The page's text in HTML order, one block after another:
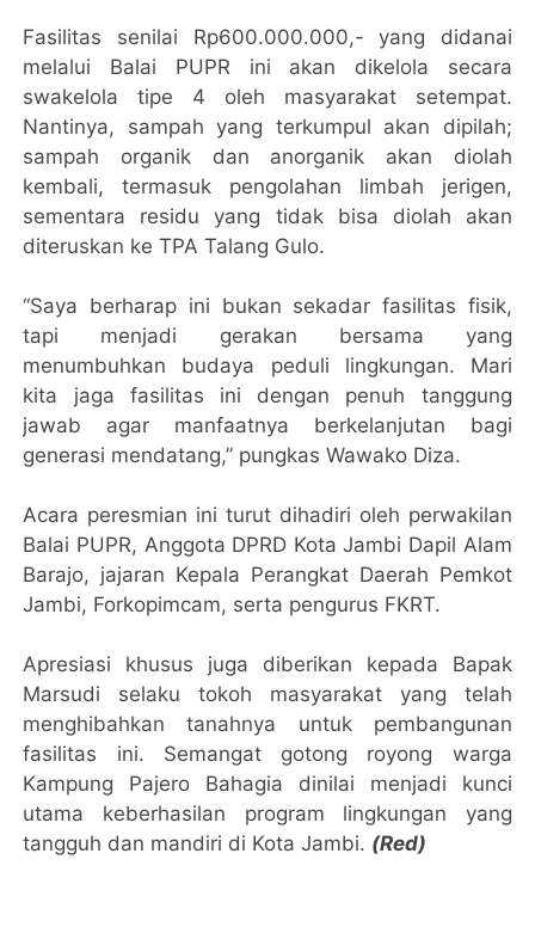
​Fasilitas senilai Rp600.000.000,- yang didanai
melalui Balai PUPR ini akan dikelola secara
swakelola tipe 4 oleh masyarakat setempat.
Nantinya, sampah yang terkumpul akan dipilah;
sampah organik dan anorganik akan diolah
kembali, termasuk pengolahan limbah jerigen,
sementara residu yang tidak bisa diolah akan
diteruskan ke TPA Talang Gulo.
“Saya berharap ini bukan sekadar fasilitas fisik,
tapi menjadi gerakan bersama yang
menumbuhkan budaya peduli lingkungan. Mari
kita jaga fasilitas ini dengan penuh tanggung
jawab agar manfaatnya berkelanjutan bagi
generasi mendatang,” pungkas Wawako Diza.
Acara peresmian ini turut dihadiri oleh perwakilan
Balai PUPR, Anggota DPRD Kota Jambi Dapil Alam
Barajo, jajaran Kepala Perangkat Daerah Pemkot
Jambi, Forkopimcam, serta pengurus FKRT.
​Apresiasi khusus juga diberikan kepada Bapak
Marsudi selaku tokoh masyarakat yang telah
menghibahkan tanahnya untuk pembangunan
fasilitas ini. Semangat gotong royong warga
Kampung Pajero Bahagia dinilai menjadi kunci
utama keberhasilan program lingkungan yang
tangguh dan mandiri di Kota Jambi. (Red)